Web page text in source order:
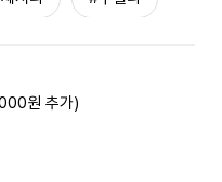
원 추가)